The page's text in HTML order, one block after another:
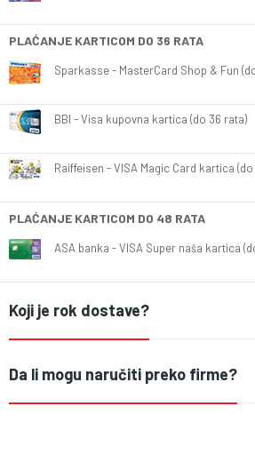
PLAĆANJE KARTICOM DO 36 RATA
Sparkasse - MasterCard Shop & Fun
BBI - Visa kupovna kartica (do 36 rata)
Raiffeisen - VISA Magic Card kartica
PLAĆANJE KARTICOM DO 48 RATA
ASA banka - VISA Super naša kartica
Koji je rok dostave?
Da li mogu naručiti preko firme?